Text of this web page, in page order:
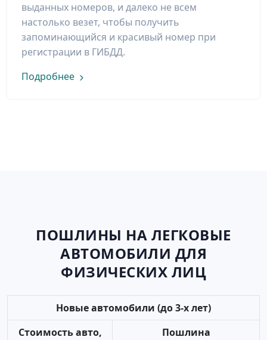
выданных номеров, и далеко не всем
настолько везет, чтобы получить
запоминающийся и красивый номер при
регистрации в ГИБДД.
Подробнее
ПОШЛИНЫ НА ЛЕГКОВЫЕ
АВТОМОБИЛИ ДЛЯ
ФИЗИЧЕСКИХ ЛИЦ
Новые автомобили (до 3-х лет)
Стоимость авто,
Пошлина